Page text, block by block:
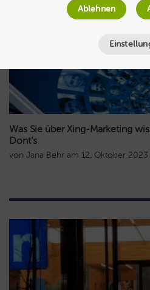
Was Sie über Xing-Marketing
Dont‘s
von Jana Behr am 12. Oktober 2023
Ablehnen